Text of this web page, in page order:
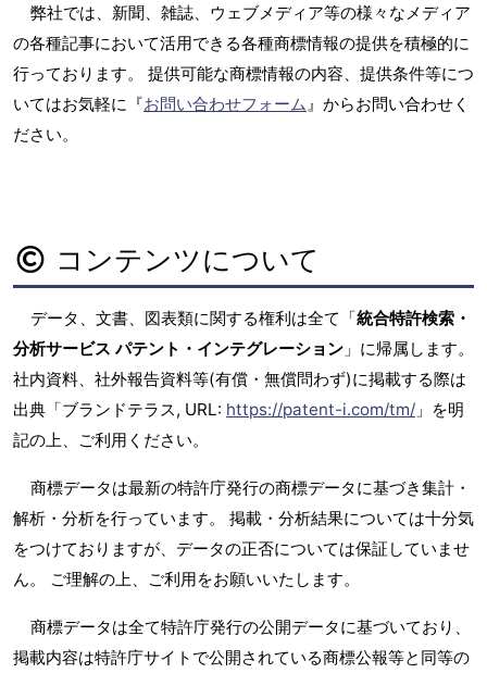
弊社では、新聞、雑誌、ウェブメディア等の様々なメディア
の各種記事において活用できる各種商標情報の提供を積極的に
行っております。 提供可能な商標情報の内容、提供条件等につ
いてはお気軽に『お問い合わせフォーム』からお問い合わせく
ださい。
コンテンツについて
データ、文書、図表類に関する権利は全て「統合特許検索・
分析サービス パテント・インテグレーション 」に帰属します。
社内資料、社外報告資料等(有償・無償問わず)に掲載する際は
出典「ブランドテラス, URL: https://patent-i.com/tm/ 」を明
記の上、ご利用ください。
商標データは最新の特許庁発行の商標データに基づき集計・
解析・分析を行っています。 掲載・分析結果については十分気
をつけておりますが、データの正否については保証していませ
ん。 ご理解の上、ご利用をお願いいたします。
商標データは全て特許庁発行の公開データに基づいており、
掲載内容は特許庁サイトで公開されている商標公報等と同等の